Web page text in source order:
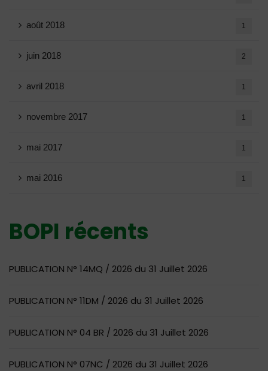
août 2018 1
juin 2018 2
avril 2018 1
novembre 2017 1
mai 2017 1
mai 2016 1
BOPI récents
PUBLICATION N° 14MQ / 2026 du 31 Juillet 2026
PUBLICATION N° 11DM / 2026 du 31 Juillet 2026
PUBLICATION N° 04 BR / 2026 du 31 Juillet 2026
PUBLICATION N° 07NC / 2026 du 31 Juillet 2026